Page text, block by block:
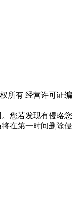
所有 经营许可证编
您若发现有侵略您
在第一时间删除侵